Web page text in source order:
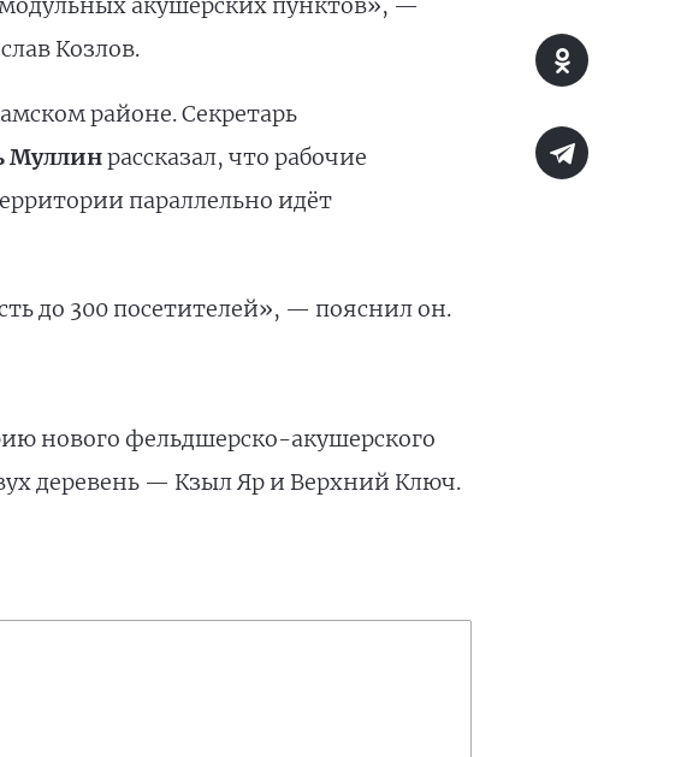
Козлов.
районе. Секретарь
Муллинрассказал, что рабочие
параллельно идёт
до 300 посетителей», — пояснил он.
нового фельдшерско-акушерского
деревень — Кзыл Яр и Верхний Ключ.